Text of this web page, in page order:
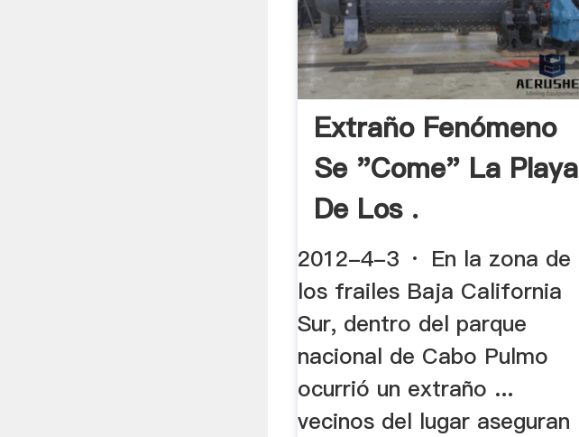
Extraño Fenómeno
Se "come" La Playa
De Los .
2012-4-3 · En la zona de
los frailes Baja California
Sur, dentro del parque
nacional de Cabo Pulmo
ocurrió un extraño ...
vecinos del lugar aseguran